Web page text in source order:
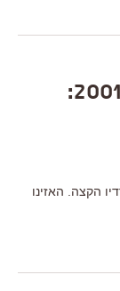
בואו נדבר על הסוף של "2001:
ברדיו הקצה. האזינו